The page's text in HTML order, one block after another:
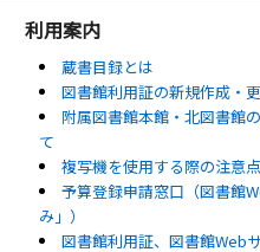
利用案内
蔵書目録とは
図書館利用証の新規作成・
附属図書館本館・北図書館
て
複写機を使用する際の注意点
予算登録申請窓口（図書館
み」）
図書館利用証、図書館Web